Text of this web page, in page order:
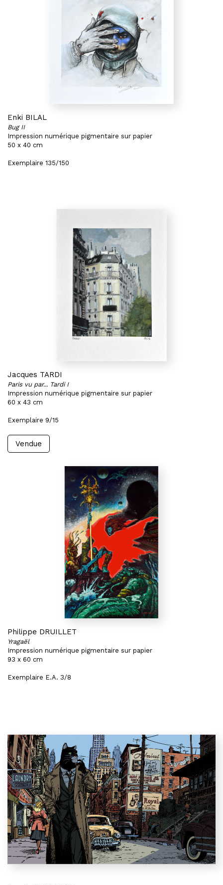
Enki BILAL
Bug II
Impression numérique pigmentaire sur papier
50 x 40 cm
Exemplaire 135/150
Jacques TARDI
Paris vu par... Tardi I
Impression numérique pigmentaire sur papier
60 x 43 cm
Exemplaire 9/15
Vendue
Philippe DRUILLET
Yragaël
Impression numérique pigmentaire sur papier
93 x 60 cm
Exemplaire E.A. 3/8